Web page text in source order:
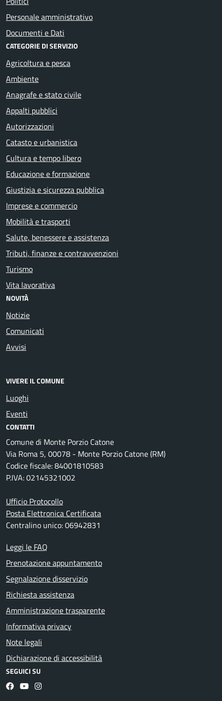
Personale amministrativo
Documenti e Dati
CATEGORIE DI SERVIZIO
Agricoltura e pesca
Ambiente
Anagrafe e stato civile
Appalti pubblici
Autorizzazioni
Catasto e urbanistica
Cultura e tempo libero
Educazione e formazione
Giustizia e sicurezza pubblica
Imprese e commercio
Mobilità e trasporti
Salute, benessere e assistenza
Tributi, finanze e contravvenzioni
Turismo
Vita lavorativa
NOVITÀ
Notizie
Comunicati
Avvisi
VIVERE IL COMUNE
Luoghi
Eventi
CONTATTI
Comune di Monte Porzio Catone
Via Roma 5, 00078 - Monte Porzio Catone (RM)
Codice fiscale: 84001810583
P.IVA: 02145321002
Ufficio Protocollo
Posta Elettronica Certificata
Centralino unico: 06942831
Leggi le FAQ
Prenotazione appuntamento
Segnalazione disservizio
Richiesta assistenza
Amministrazione trasparente
Informativa privacy
Note legali
Dichiarazione di accessibilità
SEGUICI SU
Facebook
YouTubeInstagram